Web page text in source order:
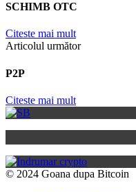
SCHIMB OTC
Citeste mai mult
Articolul următor
P2P
Citeste mai mult
© 2024 Goana dupa Bitcoin